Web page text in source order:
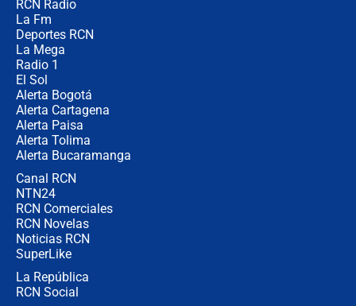
RCN Radio
La Fm
Deportes RCN
La Mega
Radio 1
El Sol
Alerta Bogotá
Alerta Cartagena
Alerta Paisa
Alerta Tolima
Alerta Bucaramanga
Canal RCN
NTN24
RCN Comerciales
RCN Novelas
Noticias RCN
SuperLike
La República
RCN Social